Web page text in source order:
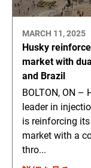
MARCH 11, 2025
Husky
market with
and Brazil
BOLTON, ON –
leader in
is reinforcing
market with a
thro...